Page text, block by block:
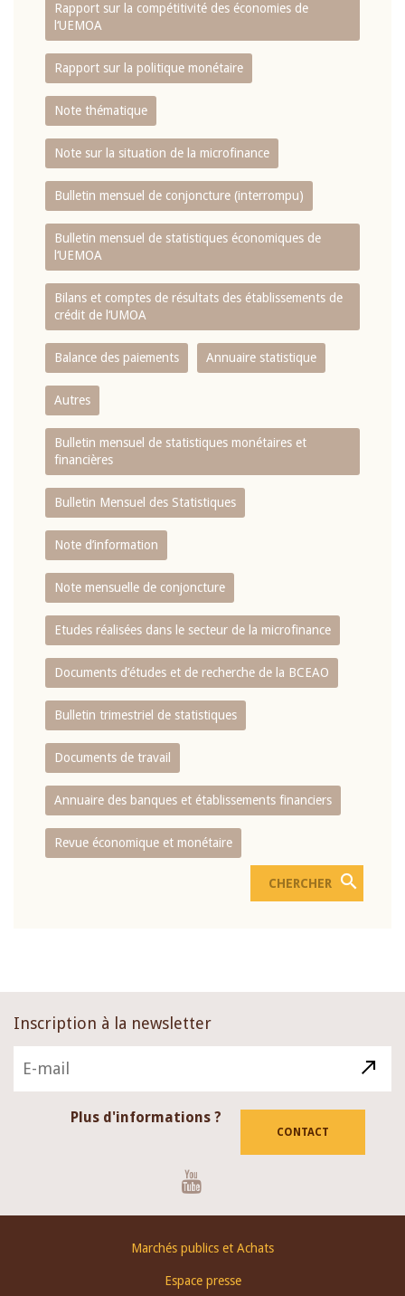
Rapport sur la compétitivité des économies de
l‘UEMOA
Rapport sur la politique monétaire
Note thématique
Note sur la situation de la microfinance
Bulletin mensuel de conjoncture (interrompu)
Bulletin mensuel de statistiques économiques de
l‘UEMOA
Bilans et comptes de résultats des établissements de
crédit de l‘UMOA
Balance des paiements Annuaire statistique
Autres
Bulletin mensuel de statistiques monétaires et
financières
Bulletin Mensuel des Statistiques
Note d’information
Note mensuelle de conjoncture
Etudes réalisées dans le secteur de la microfinance
Documents d’études et de recherche de la BCEAO
Bulletin trimestriel de statistiques
Documents de travail
Annuaire des banques et établissements financiers
Revue économique et monétaire
Inscription à la newsletter
Plus d'informations ?
CONTACT
Marchés publics et Achats
Espace presse